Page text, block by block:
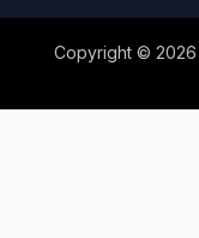
Copyright ©